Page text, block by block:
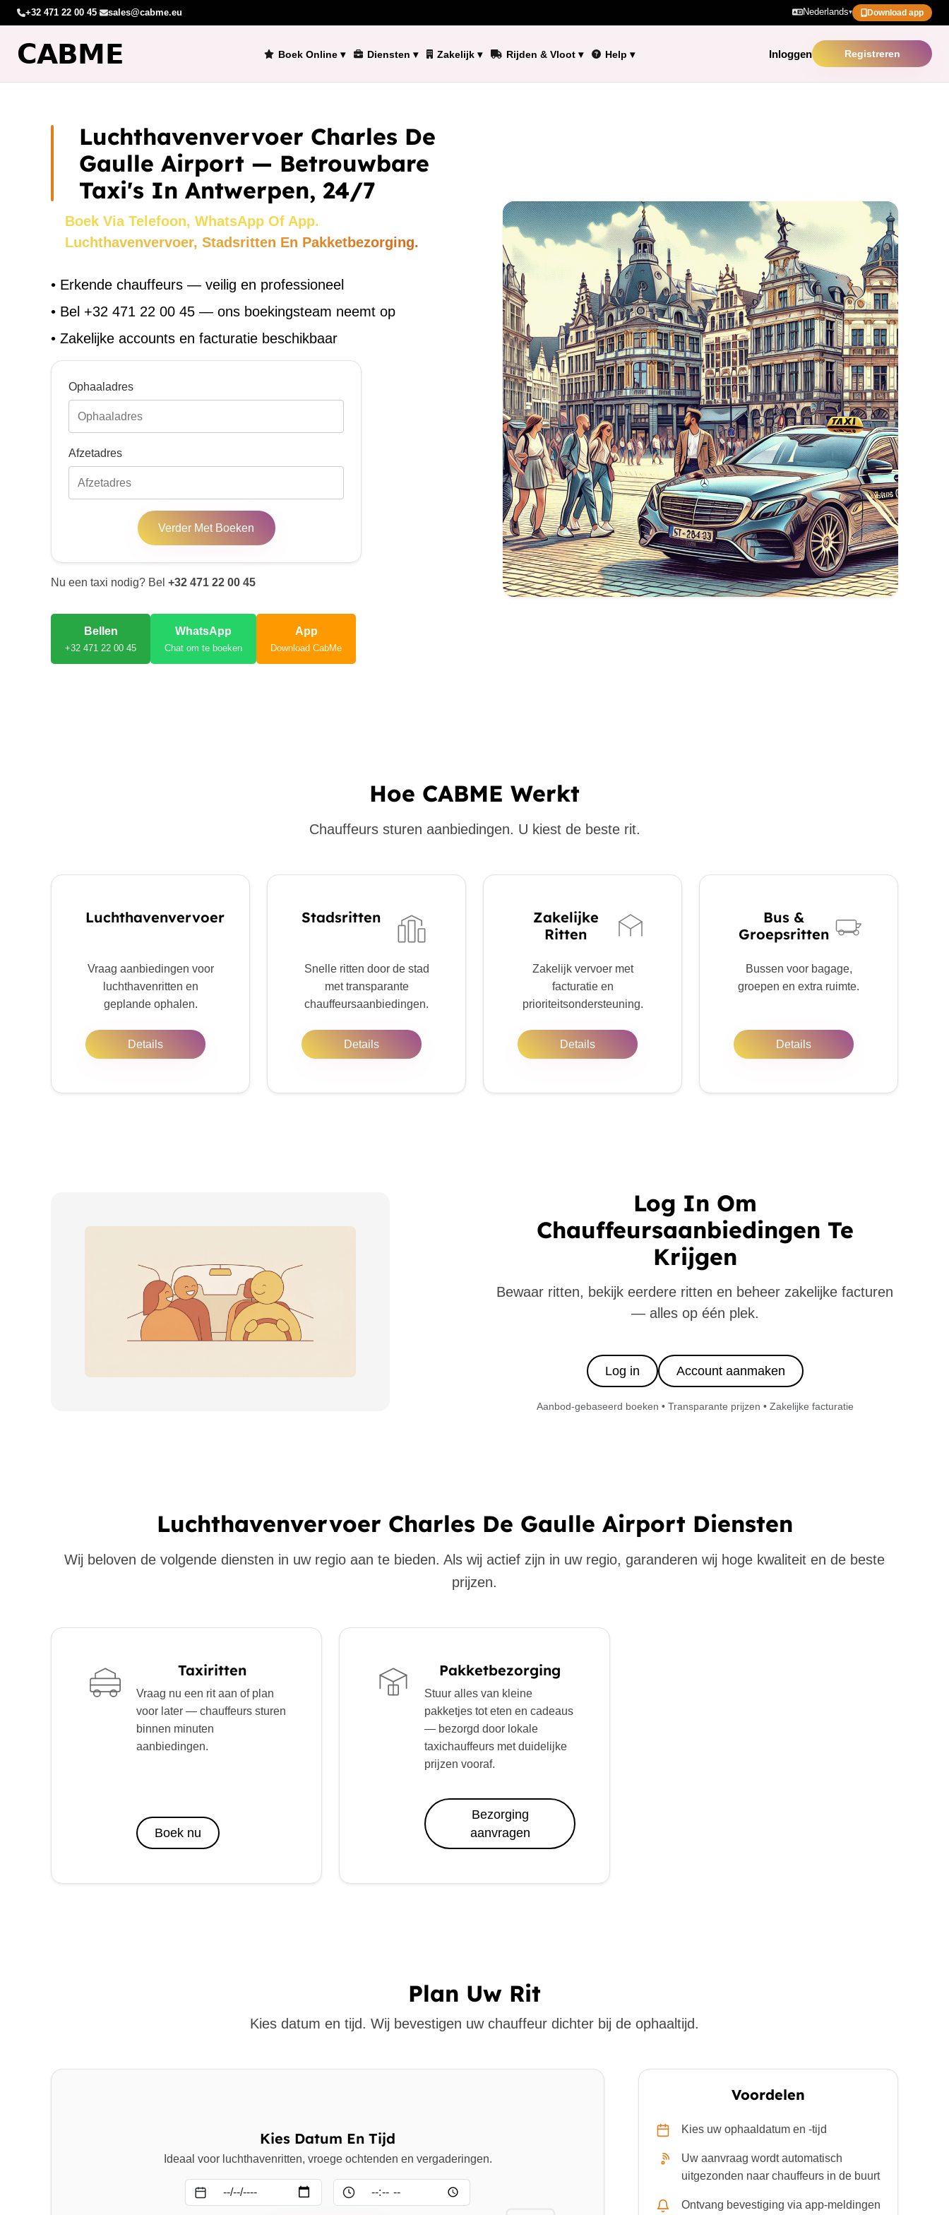
+32 471 22 00 45· sales@cabme.eu Nederlands▾ Download app
Boek Online ▾ Diensten ▾ Zakelijk ▾ Rijden & Vloot ▾ Help ▾ Inloggen Registreren
Luchthavenvervoer Charles De
Gaulle Airport — Betrouwbare
Taxi's In Antwerpen, 24/7
Boek Via Telefoon, WhatsApp Of App.
Luchthavenvervoer, Stadsritten En Pakketbezorging.
• Erkende chauffeurs — veilig en professioneel
• Bel +32 471 22 00 45 — ons boekingsteam neemt op
• Zakelijke accounts en facturatie beschikbaar
Ophaaladres
Afzetadres
Verder Met Boeken
Nu een taxi nodig? Bel +32 471 22 00 45
Bellen
+32 471 22 00 45
WhatsApp
Chat om te boeken
App
Download CabMe
Hoe CABME Werkt
Chauffeurs sturen aanbiedingen. U kiest de beste rit.
Luchthavenvervoer
Vraag aanbiedingen voor
luchthavenritten en
geplande ophalen.
Details
Stadsritten
Snelle ritten door de stad
met transparante
chauffeursaanbiedingen.
Details
Zakelijke
Ritten
Zakelijk vervoer met
facturatie en
prioriteitsondersteuning.
Details
Bus &
Groepsritten
Bussen voor bagage,
groepen en extra ruimte.
Details
Log In Om
Chauffeursaanbiedingen Te
Krijgen
Bewaar ritten, bekijk eerdere ritten en beheer zakelijke facturen
— alles op één plek.
Log in Account aanmaken
Aanbod-gebaseerd boeken • Transparante prijzen • Zakelijke facturatie
Luchthavenvervoer Charles De Gaulle Airport Diensten
Wij beloven de volgende diensten in uw regio aan te bieden. Als wij actief zijn in uw regio, garanderen wij hoge kwaliteit en de beste
prijzen.
Taxiritten
Vraag nu een rit aan of plan
voor later — chauffeurs sturen
binnen minuten
aanbiedingen.
Boek nu
Pakketbezorging
Stuur alles van kleine
pakketjes tot eten en cadeaus
— bezorgd door lokale
taxichauffeurs met duidelijke
prijzen vooraf.
Bezorging
aanvragen
Plan Uw Rit
Kies datum en tijd. Wij bevestigen uw chauffeur dichter bij de ophaaltijd.
Kies Datum En Tijd
Ideaal voor luchthavenritten, vroege ochtenden en vergaderingen.
Voordelen
Kies uw ophaaldatum en -tijd
Uw aanvraag wordt automatisch
uitgezonden naar chauffeurs in de buurt
Ontvang bevestiging via app-meldingen